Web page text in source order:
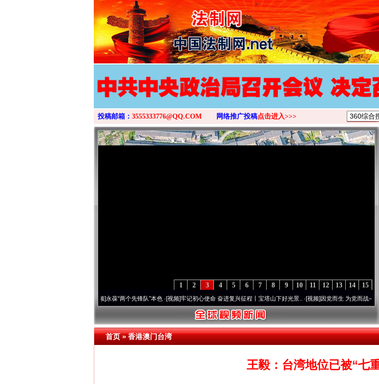
>
投稿邮箱： 3555333776@QQ.COM 网络推广投稿点击进入>>>
15
14
13
12
11
10
9
8
7
6
5
4
3
2
1
永葆“两个先锋队”本色·[视频]牢记初心使命 奋进复兴征程丨宝塔山下好光景..·[视频]因党而生 为党而战——百年“纪
首页»香港澳门台湾
王毅：台湾地位已被“七